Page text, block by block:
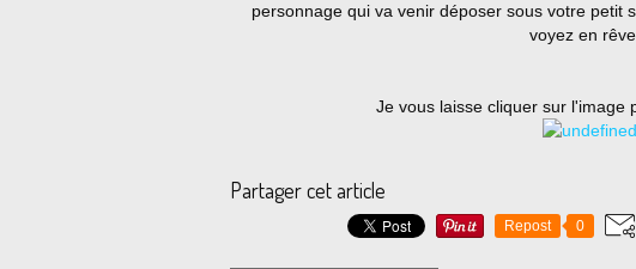
personnage qui va venir déposer sous votre petit
voyez en
Je vous laisse cliquer sur l'image
Partager cet article
Repost 0